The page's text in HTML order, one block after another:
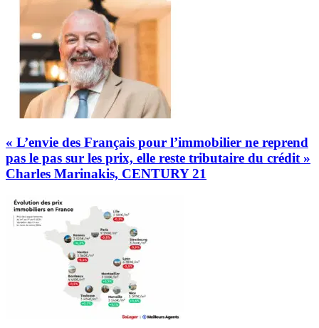
« L’envie des Français pour l’immobilier ne reprend
pas le pas sur les prix, elle reste tributaire du crédit »
Charles Marinakis, CENTURY 21